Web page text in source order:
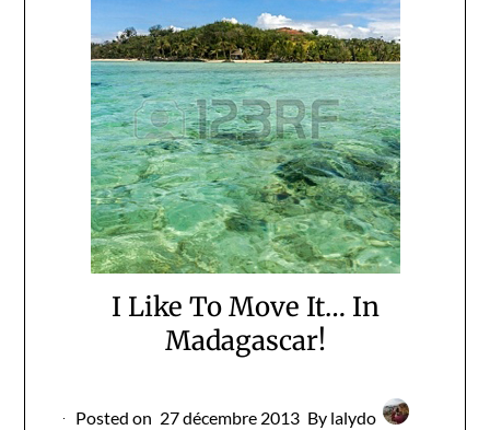
I Like To Move It… In
Madagascar!
Posted on 27 décembre 2013 By lalydo